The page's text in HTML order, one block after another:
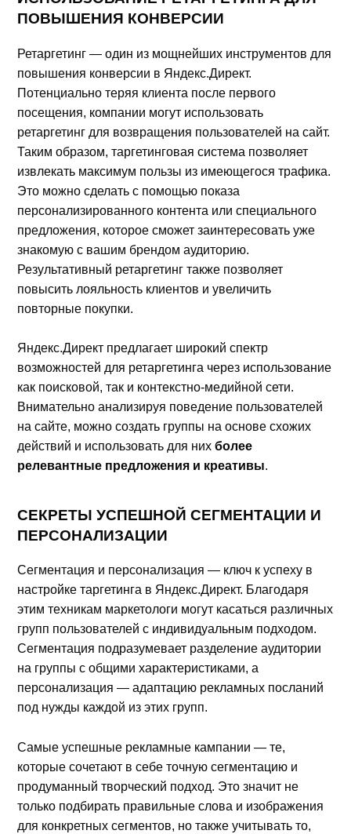
ПОВЫШЕНИЯ КОНВЕРСИИ
Ретаргетинг — один из мощнейших инструментов для
повышения конверсии в Яндекс.Директ.
Потенциально теряя клиента после первого
посещения, компании могут использовать
ретаргетинг для возвращения пользователей на сайт.
Таким образом, таргетинговая система позволяет
извлекать максимум пользы из имеющегося трафика.
Это можно сделать с помощью показа
персонализированного контента или специального
предложения, которое сможет заинтересовать уже
знакомую с вашим брендом аудиторию.
Результативный ретаргетинг также позволяет
повысить лояльность клиентов и увеличить
повторные покупки.
Яндекс.Директ предлагает широкий спектр
возможностей для ретаргетинга через использование
как поисковой, так и контекстно-медийной сети.
Внимательно анализируя поведение пользователей
на сайте, можно создать группы на основе схожих
действий и использовать для нихболее
релевантные предложения и креативы.
СЕКРЕТЫ УСПЕШНОЙ СЕГМЕНТАЦИИ И
ПЕРСОНАЛИЗАЦИИ
Сегментация и персонализация — ключ к успеху в
настройке таргетинга в Яндекс.Директ. Благодаря
этим техникам маркетологи могут касаться различных
групп пользователей с индивидуальным подходом.
Сегментация подразумевает разделение аудитории
на группы с общими характеристиками, а
персонализация — адаптацию рекламных посланий
под нужды каждой из этих групп.
Самые успешные рекламные кампании — те,
которые сочетают в себе точную сегментацию и
продуманный творческий подход. Это значит не
только подбирать правильные слова и изображения
для конкретных сегментов, но также учитывать то,